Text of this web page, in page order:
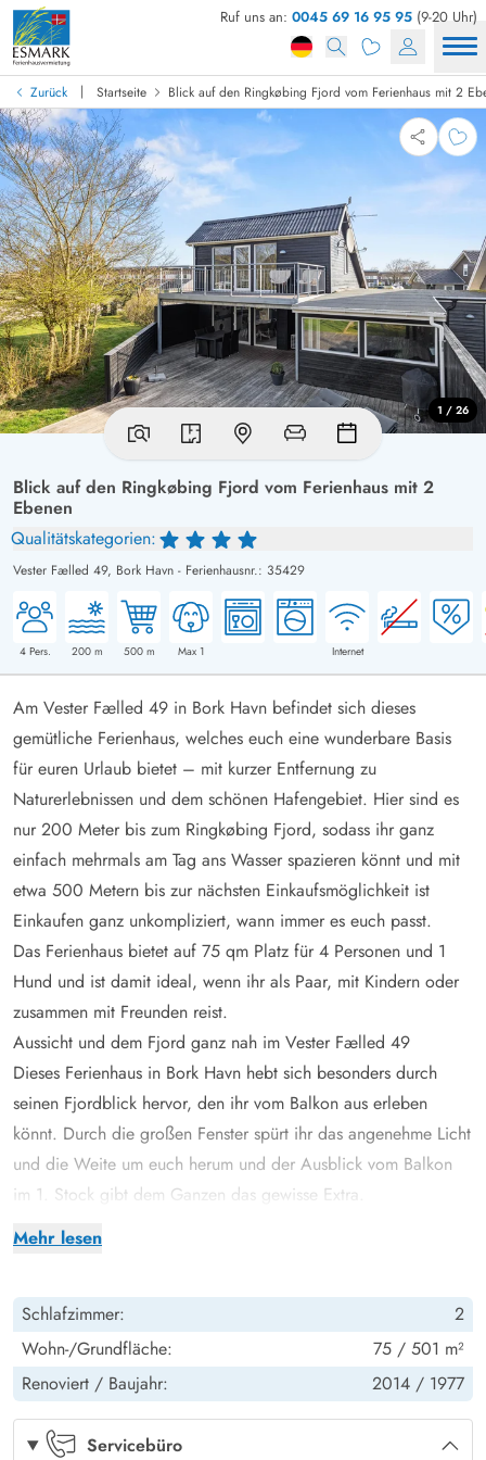
Ruf uns an: 0045 69 16 95 95 (9-20 Uhr)
Zurück | Startseite Blick auf den Ringkøbing Fjord vom Ferienhaus mit 2
Blick auf den Ringkøbing Fjord vom Ferienhaus mit 2
Ebenen
Qualitätskategorien:
Vester Fælled 49, Bork Havn - Ferienhausnr.: 35429
4Pers. 200m 500m Max 1 Internet
1 / 26
Mehr lesen
Am Vester Fælled 49 in Bork Havn befindet sich dieses
gemütliche Ferienhaus, welches euch eine wunderbare Basis
für euren Urlaub bietet – mit kurzer Entfernung zu
Naturerlebnissen und dem schönen Hafengebiet. Hier sind es
nur 200 Meter bis zum Ringkøbing Fjord, sodass ihr ganz
einfach mehrmals am Tag ans Wasser spazieren könnt und mit
etwa 500 Metern bis zur nächsten Einkaufsmöglichkeit ist
Einkaufen ganz unkompliziert, wann immer es euch passt.
Das Ferienhaus bietet auf 75 qm Platz für 4 Personen und 1
Hund und ist damit ideal, wenn ihr als Paar, mit Kindern oder
zusammen mit Freunden reist.
Aussicht und dem Fjord ganz nah im Vester Fælled 49
Dieses Ferienhaus in Bork Havn hebt sich besonders durch
seinen Fjordblick hervor, den ihr vom Balkon aus erleben
könnt. Durch die großen Fenster spürt ihr das angenehme Licht
und die Weite um euch herum und der Ausblick vom Balkon
im 1. Stock gibt dem Ganzen das gewisse Extra.
Da der Fjord nur 200 Meter entfernt ist, liegt das Ferienhaus
zu genießen, für die die Gegend um Bork Havn bekannt ist.
Gemütlichkeit über 2 Etagen im Ferienhaus für 4 Personen und
1 Hund
Das Ferienhaus bietet euch eine Einrichtung, bei der sowohl
Komfort als auch praktische Lösungen zählen. Eine
Schlafzimmer:
2
Wohn-/Grundfläche:
75 / 501 m²
Renoviert / Baujahr: 2014 / 1977
Servicebüro